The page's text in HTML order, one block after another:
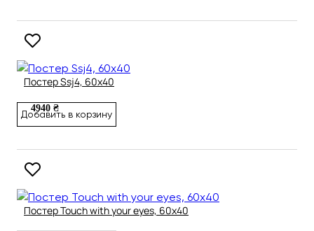
Постер Ssj4, 60х40
4940 ₴
Добавить в корзину
Постер Touch with your eyes, 60х40